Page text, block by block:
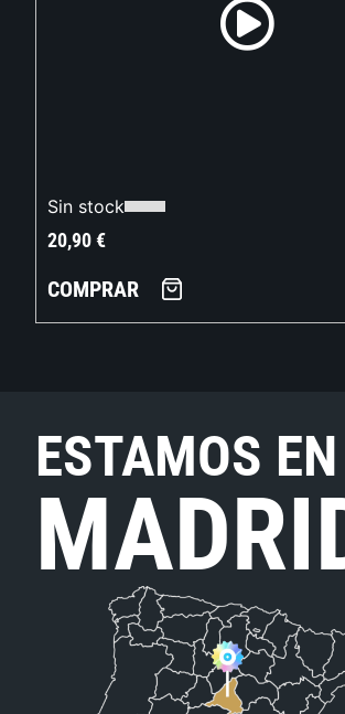
Sin stock
20,90€
COMPRAR
ESTAMOS EN